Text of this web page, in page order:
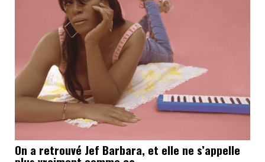
On a retrouvé Jef Barbara, et elle ne s’appelle